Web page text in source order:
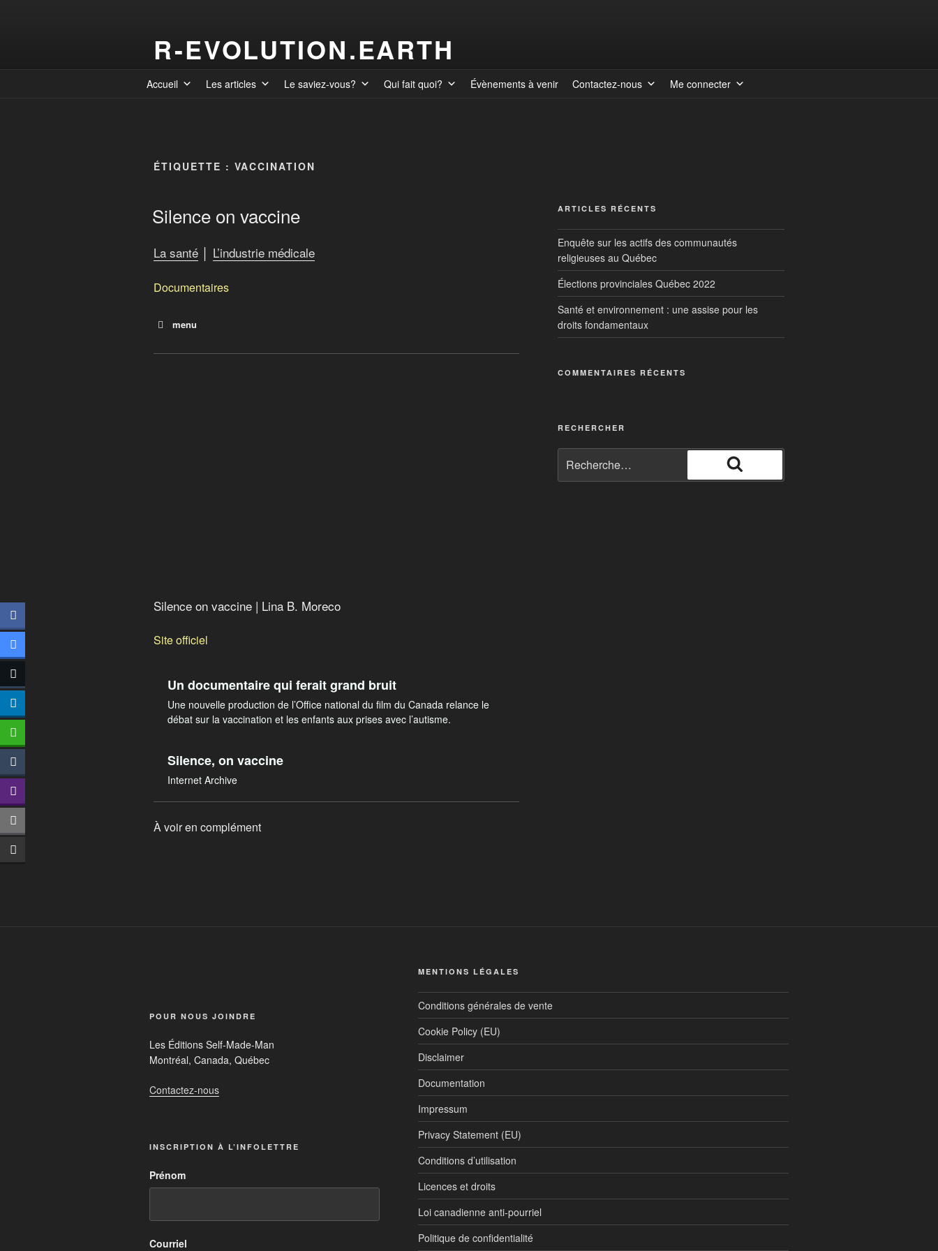
R-EVOLUTION.EARTH
Accueil Les articles Le saviez-vous? Qui fait quoi? Évènements à venir Contactez-nous Me connecter
ÉTIQUETTE : VACCINATION
Silence on vaccine
La santé │ L’industrie médicale
Documentaires
menu
Silence on vaccine | Lina B. Moreco
Site officiel
Un documentaire qui ferait grand bruit
Une nouvelle production de l’Office national du film du Canada relance le
débat sur la vaccination et les enfants aux prises avec l’autisme.
Silence, on vaccine
Internet Archive
À voir en complément
ARTICLES RÉCENTS
Enquête sur les actifs des communautés
religieuses au Québec
Élections provinciales Québec 2022
Santé et environnement : une assise pour les
droits fondamentaux
COMMENTAIRES RÉCENTS
RECHERCHER
POUR NOUS JOINDRE
Les Éditions Self-Made-Man
Montréal, Canada, Québec
Contactez-nous
INSCRIPTION À L’INFOLETTRE
Prénom
Courriel
MENTIONS LÉGALES
Conditions générales de vente
Cookie Policy (EU)
Disclaimer
Documentation
Impressum
Privacy Statement (EU)
Conditions d’utilisation
Licences et droits
Loi canadienne anti-pourriel
Politique de confidentialité